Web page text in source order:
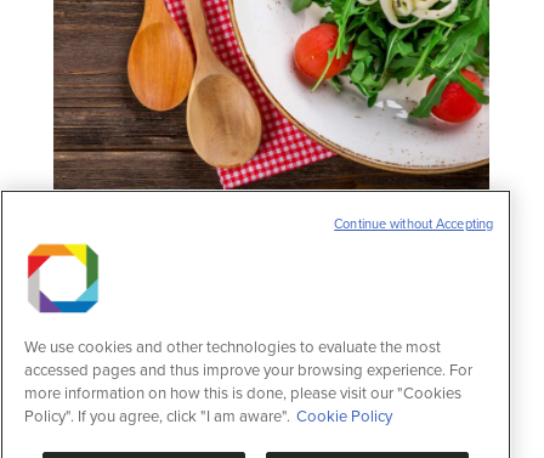
Phasellus rhoncus ante lorem ultrices
posuere
Notícias
25 de julho de 2016
Deixe um comentário
We use cookies and other technologies to evaluate the most
accessed pages and thus improve your browsing experience. For
more information on how this is done, please visit our "Cookies
Policy". If you agree, click "I am aware". Cookie Policy
Continue without Accepting